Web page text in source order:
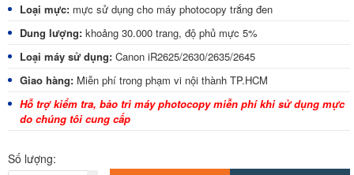
Loại mực: mực sử dụng cho máy photocopy trắng đen
Dung lượng: khoảng 30.000 trang, độ phủ mực 5%
Loại máy sử dụng: Canon iR2625/2630/2635/2645
Giao hàng: Miễn phí trong phạm vi nội thành TP.HCM
Hỗ trợ kiểm tra, bảo trì máy photocopy miễn phí khi sử dụng mực
do chúng tôi cung cấp
Số lượng: